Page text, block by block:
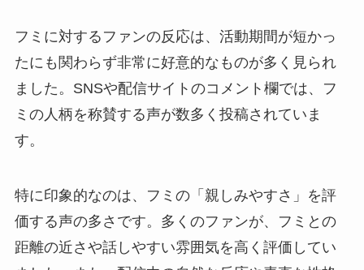
フミに対するファンの反応は、活動期間が短かっ
たにも関わらず非常に好意的なものが多く見られ
ました。SNSや配信サイトのコメント欄では、フ
ミの人柄を称賛する声が数多く投稿されていま
す。
特に印象的なのは、フミの「親しみやすさ」を評
価する声の多さです。多くのファンが、フミとの
距離の近さや話しやすい雰囲気を高く評価してい